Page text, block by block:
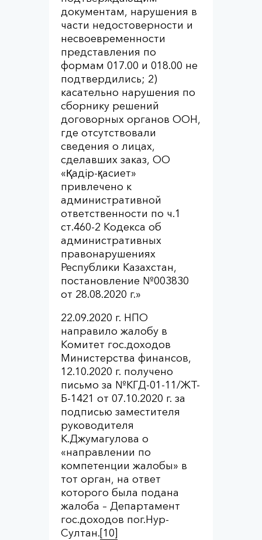
документам, нарушения в
части недостоверности и
несвоевременности
представления по
формам 017.00 и 018.00 не
подтвердились; 2)
касательно нарушения по
сборнику решений
договорных органов ООН,
где отсутствовали
сведения о лицах,
сделавших заказ, ОО
«Қадір-қасиет»
привлечено к
административной
ответственности по ч.1
ст.460-2 Кодекса об
административных
правонарушениях
Республики Казахстан,
постановление №003830
от 28.08.2020 г.»
22.09.2020 г. НПО
направило жалобу в
Комитет гос.доходов
Министерства финансов,
12.10.2020 г. получено
письмо за №КГД-01-11/ЖТ-
Б-1421 от 07.10.2020 г. за
подписью заместителя
руководителя
К.Джумагулова о
«направлении по
компетенции жалобы» в
тот орган, на ответ
которого была подана
жалоба – Департамент
гос.доходов пог.Нур-
Султан.[10]